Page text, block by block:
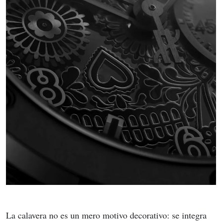
La calavera no es un mero motivo decorativo: se integra